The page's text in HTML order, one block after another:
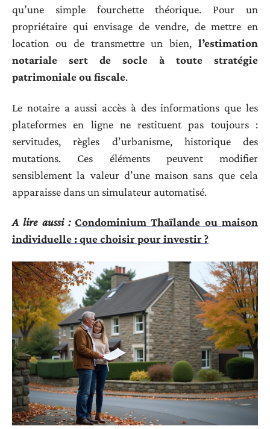
qu’une simple fourchette théorique. Pour un
propriétaire qui envisage de vendre, de mettre en
location ou de transmettre un bien, l’estimation
notariale sert de socle à toute stratégie
patrimoniale ou fiscale.
Le notaire a aussi accès à des informations que les
plateformes en ligne ne restituent pas toujours :
servitudes, règles d’urbanisme, historique des
mutations. Ces éléments peuvent modifier
sensiblement la valeur d’une maison sans que cela
apparaisse dans un simulateur automatisé.
A lire aussi : Condominium Thaïlande ou maison
individuelle : que choisir pour investir ?